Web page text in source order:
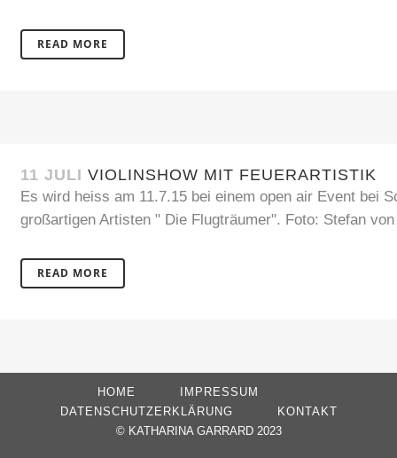
READ MORE
11 JULI VIOLINSHOW MIT FEUERARTISTIK
Es wird heiss am 11.7.15 bei einem open air Event bei
großartigen Artisten " Die Flugträumer". Foto: Stefan
READ MORE
HOME
IMPRESSUM
DATENSCHUTZERKLÄRUNG
KONTAKT
© KATHARINA GARRARD 2023